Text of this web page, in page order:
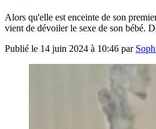
Alors qu'elle est enceinte de son
vient de dévoiler le sexe de son bébé.
Publié le 14 juin 2024 à 10:46 par